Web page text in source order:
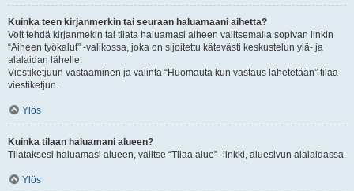
Kuinka teen kirjanmerkin tai seuraan haluamaani aihetta?
Voit tehdä kirjanmekin tai tilata haluamasi aiheen valitsemalla sopivan linkin
“Aiheen työkalut” -valikossa, joka on sijoitettu kätevästi keskustelun ylä- ja
alalaidan lähelle.
Viestiketjuun vastaaminen ja valinta “Huomauta kun vastaus lähetetään” tilaa
viestiketjun.
Ylös
Kuinka tilaan haluamani alueen?
Tilataksesi haluamasi alueen, valitse “Tilaa alue” -linkki, aluesivun alalaidassa.
Ylös